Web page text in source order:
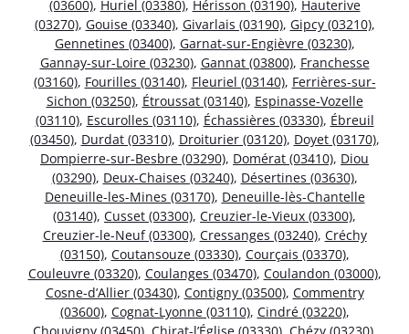
(03600), Huriel (03380), Hérisson (03190), Hauterive
(03270), Gouise (03340), Givarlais (03190), Gipcy (03210),
Gennetines (03400), Garnat-sur-Engièvre (03230),
Gannay-sur-Loire (03230), Gannat (03800), Franchesse
(03160), Fourilles (03140), Fleuriel (03140), Ferrières-sur-
Sichon (03250), Étroussat (03140), Espinasse-Vozelle
(03110), Escurolles (03110), Échassières (03330), Ébreuil
(03450), Durdat (03310), Droiturier (03120), Doyet (03170),
Dompierre-sur-Besbre (03290), Domérat (03410), Diou
(03290), Deux-Chaises (03240), Désertines (03630),
Deneuille-les-Mines (03170), Deneuille-lès-Chantelle
(03140), Cusset (03300), Creuzier-le-Vieux (03300),
Creuzier-le-Neuf (03300), Cressanges (03240), Créchy
(03150), Coutansouze (03330), Courçais (03370),
Couleuvre (03320), Coulanges (03470), Coulandon (03000),
Cosne-d’Allier (03430), Contigny (03500), Commentry
(03600), Cognat-Lyonne (03110), Cindré (03220),